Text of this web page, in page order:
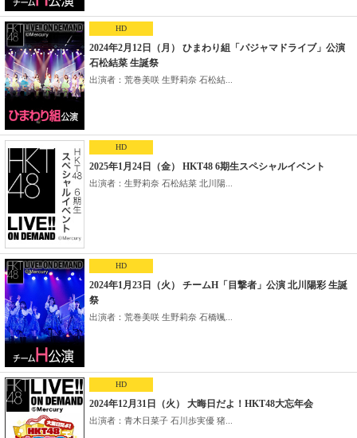
HD
2024年2月12日（月） ひまわり組「パジャマドライブ」公演
石松結菜 生誕祭
出演者：荒巻美咲 生野莉奈 石松結...
HD
2025年1月24日（金） HKT48 6期生スペシャルイベント
出演者：生野莉奈 石松結菜 北川陽...
HD
2024年1月23日（火） チームH「目撃者」公演 北川陽彩 生誕
祭
出演者：荒巻美咲 生野莉奈 石橋颯...
HD
2024年12月31日（火） 大晦日だよ！HKT48大忘年会
出演者：青木日菜子 石川歩実優 猪...